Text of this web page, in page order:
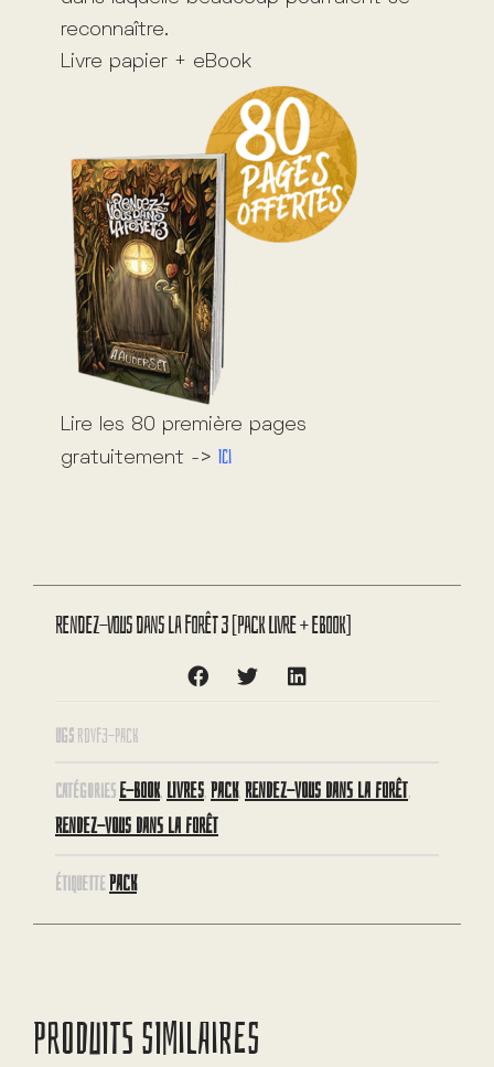
reconnaître.
Livre papier + eBook
Lire les 80 première pages
gratuitement -> Ici
Rendez-vous dans la forêt 3 [Pack Livre + eBook]
UGS RDVF3-PACK
CATÉGORIES E-BOOK, LIVRES, PACK, RENDEZ-VOUS DANS LA FORÊT,
RENDEZ-VOUS DANS LA FORÊT
ÉTIQUETTEPACK
PRODUITS SIMILAIRES